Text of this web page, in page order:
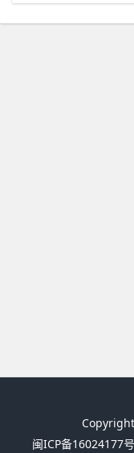
闽ICP备16024177